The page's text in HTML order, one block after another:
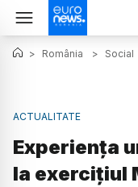
> România > Social
ACTUALITATE
Experiența
la exercițiul